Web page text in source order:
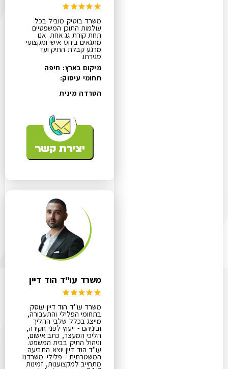
משרד בוטיק מוביל בכל
עולמות התוכן המשפטיים
תחת קורת גג אחת. אנו
מתגאים ביחס אישי ומקצועי
מרגע קבלת התיק ועד
סגירתו.
מיקום בארץ: חיפה
תחומי עיסוק:
הטרדה מינית
משרד עו"ד הוד דיין
משרד עו"ד הוד דיין עוסק
בתחומי הפלילי והתעבורה,
מייצג בכלל שלבי ההליך
וביניהם - ייעוץ לפני חקירה,
הליכי המעצר, כתב אישום,
וניהול התיק בבית המשפט.
עו"ד הוד דיין יוצא התביעה
המשטרתית - פלילי. משרדנו
מתחייב למקצוענות, זמינות